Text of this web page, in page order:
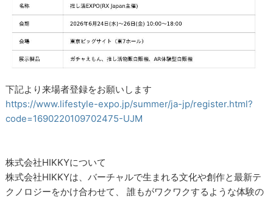
下記より来場者登録をお願いします
https://www.lifestyle-expo.jp/summer/ja-jp/register.html?
code=1690220109702475-UJM
株式会社HIKKYについて
株式会社HIKKYは、バーチャルで生まれる文化や創作と最新テ
クノロジーをかけ合わせて、 誰もがワクワクするような体験の